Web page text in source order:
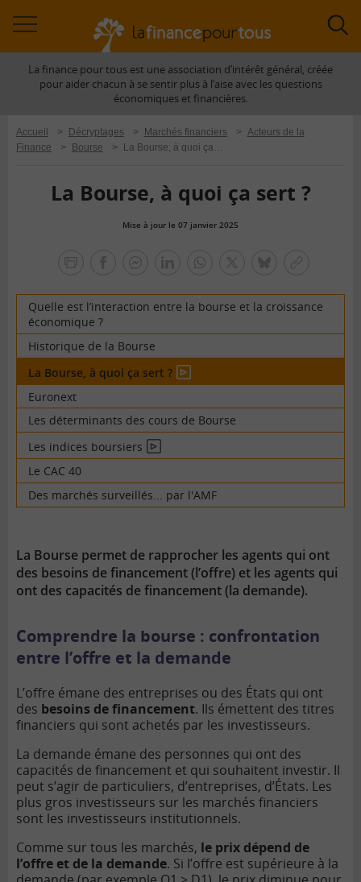
àLa finance pour tous est une association d’intérêt général, créée
pour aider chacun à se sentir plus à l’aise avec les questions
économiques et financières.
Accueil > Décryptages > Marchés financiers > Acteurs de la
Finance
> Bourse > La Bourse, à quoi ça sert ?
La Bourse, à quoi ça sert ?
Mise à jour le 07 janvier 2025
tous
lien
Quelle est l’interaction entre la bourse et la croissance
économique ?
Historique de la Bourse
La Bourse, à quoi ça sert ?En
Euronext
Les déterminants des cours de Bourse
Les indices boursiers En
Le CAC 40
Des marchés surveillés... par l'AMF
La Bourse permet de rapprocher les agents qui ont
des besoins de financement (l’offre) et les agents qui
ont des capacités de financement (la demande).
Comprendre la bourse : confrontation
entre l’offre et la demande
L’offre émane des entreprises ou des États qui ont
des besoins de financement. Ils émettent des titres
financiers qui sont achetés par les investisseurs.
La demande émane des personnes qui ont des
capacités de financement et qui souhaitent investir. Il
peut s’agir de particuliers, d’entreprises, d’États. Les
plus gros investisseurs sur les marchés financiers
sont les investisseurs institutionnels.
Comme sur tous les marchés, le prix dépend de
l’offre et de la demande. Si l’offre est supérieure à la